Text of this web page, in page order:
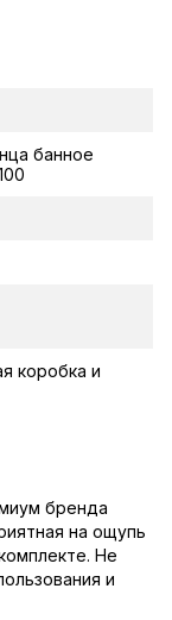
банное
коробка и
бренда
на ощупь
Не
и